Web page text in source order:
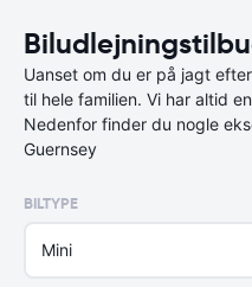
Uanset om du er på jagt
til hele familien. Vi har altid
Nedenfor finder du nogle
Guernsey
BILTYPE
Mini